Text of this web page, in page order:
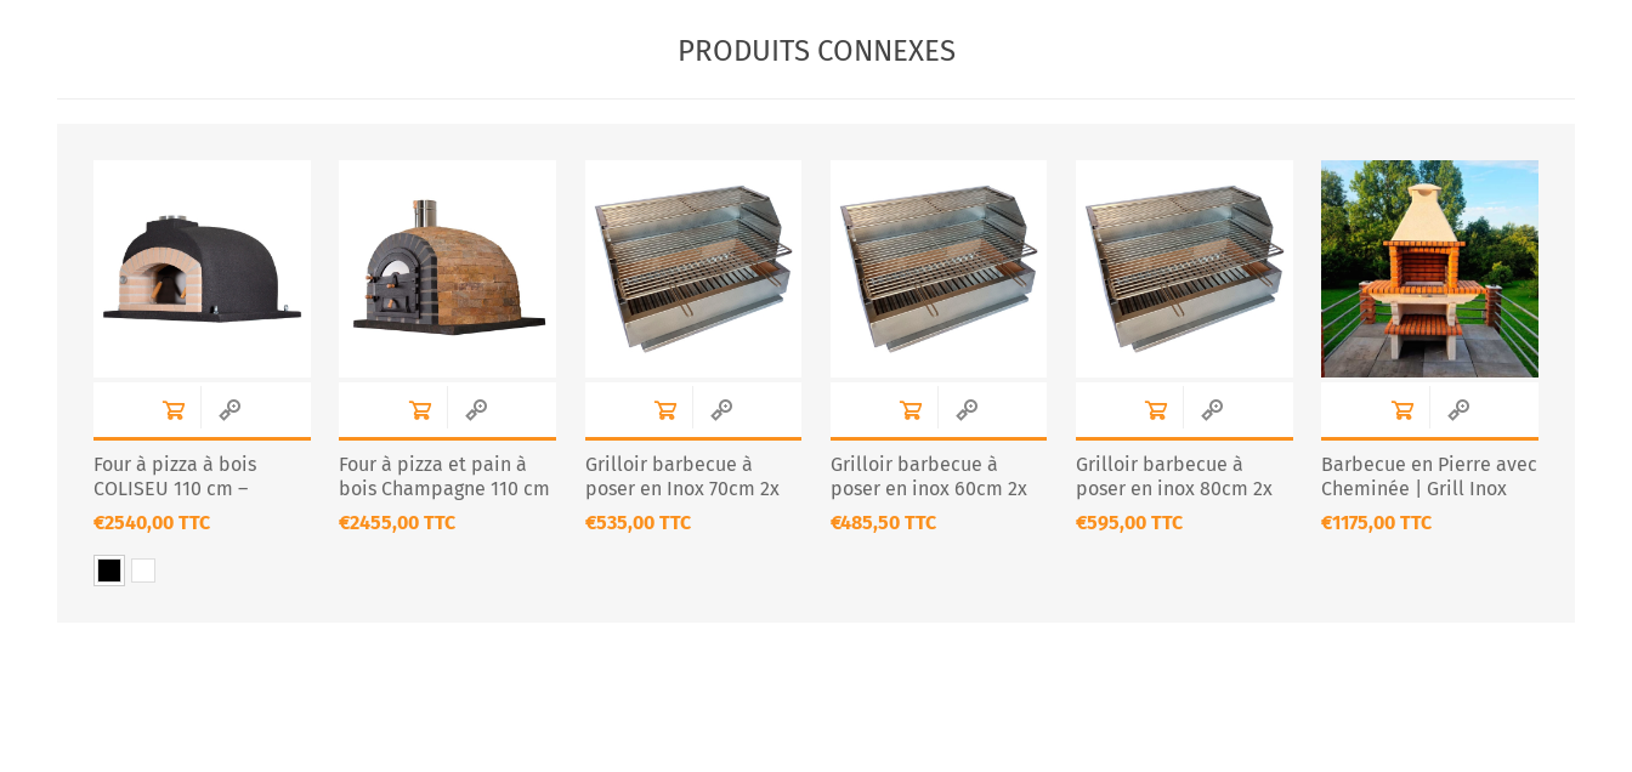
PRODUITS CONNEXES
Four à pizza à bois
COLISEU 110 cm –
Design professionnel
noir ou blanc
€2540,00 TTC
Four à pizza et pain à
bois Champagne 110 cm
– Pierre naturelle isolée
€2455,00 TTC
Grilloir barbecue à
poser en Inox 70cm 2x
Grilles Premium
€535,00 TTC
Grilloir barbecue à
poser en inox 60cm 2x
Grilles Premium
€485,50 TTC
Grilloir barbecue à
poser en inox 80cm 2x
Grilles Premium
€595,00 TTC
Barbecue en Pierre avec
Cheminée | Grill Inox
Option CS112-60
€1175,00 TTC